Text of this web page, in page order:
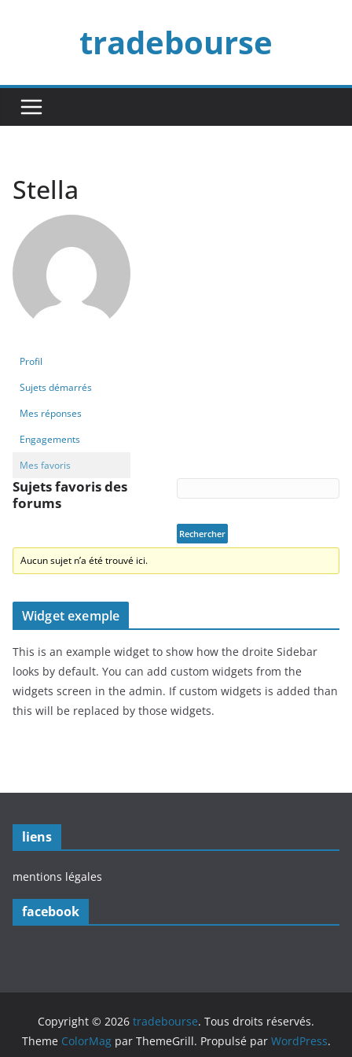
tradebourse
Stella
Profil
Sujets démarrés
Mes réponses
Engagements
Mes favoris
Sujets favoris des
forums
Aucun sujet n’a été trouvé ici.
Widget exemple
This is an example widget to show how the droite Sidebar
looks by default. You can add custom widgets from the
widgets screen in the admin. If custom widgets is added than
this will be replaced by those widgets.
liens
mentions légales
facebook
Copyright © 2026 tradebourse. Tous droits réservés.
Theme ColorMagpar ThemeGrill. Propulsé par WordPress.